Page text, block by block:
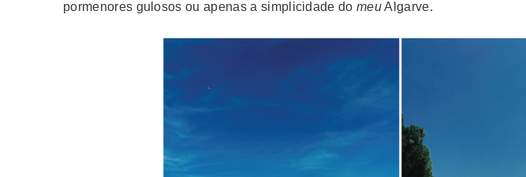
pormenores gulosos ou apenas a simplicidade domeuAlgarve.